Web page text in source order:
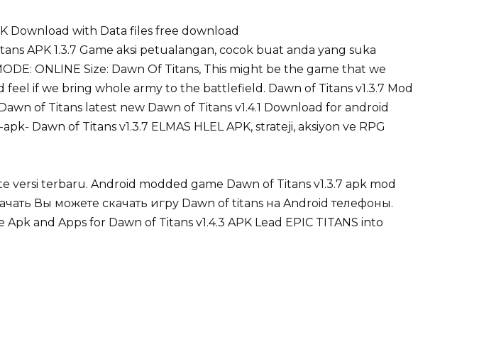
Download with Data files free download
APK 1.3.7 Game aksi petualangan, cocok buat anda yang suka
ONLINE Size: Dawn Of Titans, This might be the game that we
if we bring whole army to the battlefield. Dawn of Titans v1.3.7 Mod
of Titans latest new Dawn of Titans v1.4.1 Download for android
Dawn of Titans v1.3.7 ELMAS HLEL APK, strateji, aksiyon ve RPG
versi terbaru. Android modded game Dawn of Titans v1.3.7 apk mod
Вы можете скачать игру Dawn of titans на Android телефоны.
and Apps for Dawn of Titans v1.4.3 APK Lead EPIC TITANS into